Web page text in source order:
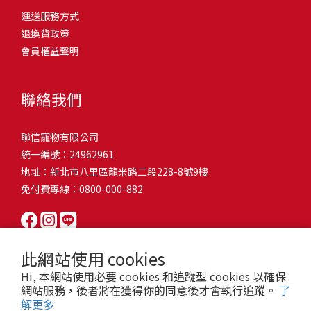
此網站使用 cookies
Hi, 本網站使用必要 cookies 和追蹤型 cookies 以確保
網站服務，後者將在獲得你的同意後才會執行追蹤。 了
解更多
和獨立能力。 幼犬訓練常見問題Q1: 幾個月大的幼犬最適合開始訓
練？A: 訓練可從幼犬到家首日開始（約8-10週大）。3-16週是社會
化黃金期，每次訓練控制在5-10分鐘內。Q2: 幼犬如廁訓練需要多久
屬啃咬玩具作替代品，發現不當啃咬時堅定說「不」，並引導至適
尿尿？A: 建立固定如廁時間表，成功時立即獎勵。限制活動範圍並
密切監督。意外發生時不責罵，使用專用除臭劑徹底清理。Q5: 幼犬
一直吠叫怎麼辦？A: 找出原因（尋求注意力、警戒、焦慮）。訓練
「安靜」指令，停止吠叫時獎勵。避免對吠叫作出反應，確保充分
向獎勵比懲罰更有效且健康。懲罰可能導致恐懼或攻擊行為，破壞
狗狗怎麼辦？A: 循序漸進社交化，從友善成犬開始。不強迫互動，
正面經驗後給予獎勵。考慮參加專業幼犬社交課程。Q8: 幼犬分離焦
慮要如何處理？A: 練習短暫分離，逐漸延長。離開和返家時保持低
調。提供能分散注意力的玩具，建立可預測的離家儀式。每隻幼犬
熱，水分流失快，腸道可能變得敏感，導致糞便變軟或拉稀。如果
換季時沒有適當調整環境，貓咪的腸胃就可能跟著「鬧脾氣」。冬
天注意保暖，提供暖墊、厚毯，避免冷風直吹。夏天補充水分，可
像是開冷氣又突然關掉，容易讓貓咪腸胃受影響。重點提醒：換季
時，記得關心貓咪的腸胃狀況，適當調整環境，幫助毛孩適應！ 貓
有血絲、異味特別重，那就要小心可能是 寄生蟲感染（如蛔蟲、鈎
蟲、球蟲）或腸胃炎、腸道疾病。這類情況會影響營養吸收，長期
下來甚至可能造成貓咪消瘦、免疫力下降。定期驅蟲（幼貓建議每
月一次，成貓每 3~6 個月一次）。觀察貓咪精神狀態，如果還伴隨
嘔吐、食慾下降，務必儘早就醫。重點提醒：如果貓咪拉肚子超過 2
天，或糞便異常，應立即帶去獸醫院檢查！ 貓咪拉肚子原因5. 情緒
壓力影響腸胃壓力不只影響人類，也會影響貓咪的腸胃！過度緊
張、焦慮、驚嚇（如煙火聲、大聲喧嘩），都可能讓貓咪拉肚子。
尤其是個性敏感的貓咪，對變化的適應力比較低，壓力一大，腸胃
就先「罷工」。減少壓力來源，盡量讓貓咪的作息固定。給貓咪陪
活中輕鬆改善看到滿屋子的貓毛是不是很抓狂？別擔心！其實只要
透過一些簡單的日常照護方式，就能有效減少貓咪掉毛情況。從梳
毛、洗澡到增加互動和營養調整，這些小撇步不僅能幫助貓咪維持
行動吧！ 預防貓掉毛方法1：勤勞梳毛養貓必備神器就是各種梳子
啦！勤勞梳毛是最直接有效的掉毛控制方法。定期梳理可以幫貓咪
髮打結和皮膚問題。建議週期：短毛貓每週梳1-2次，長毛貓則建議
2-3天梳一次。挑選合適的梳具也很重要，可以準備橡膠刷、鬃毛刷
或專用脫毛梳，依照毛質選擇。記得將梳毛變成愉快的日常儀式，
不僅能增加你們的互動時間，也讓貓咪享受被梳理的舒適感！預防
貓掉毛方法2：定期洗澡「貓咪會自己清潔，不需要洗澡」這個想法
其實不完全正確哦！適當的洗澡能幫助貓咪清除死毛和皮屑，減少
澡頻率不宜過高，一般室內貓咪1-3個月洗一次就足夠，過度洗澡反
而會造成皮膚乾燥。選擇專為貓咪設計的溫和洗毛精，洗後一定要
完全吹乾，避免濕毛造成皮膚問題。如果貓咪特別害怕洗澡，可以
的紙箱。建議一開始可以購買單價較低的入門款，觀察一下貓咪的
使用狀況，再考慮購買「豪宅」！ 項目費用用品貓碗$300貓窩
$500貓跳台$1,500貓砂盆$500貓抓板$300外出籠$1,000一次性養貓
咪是非常需要安全感的動物，可以準備一個專屬他的「寶座」，當
花費3：貓跳台貓咪雖然不需要外出進行放電，但在家中還是需要擺
放高度適合的貓跳台提供貓咪玩耍，貓跳台與貓窩相同，能給予貓
咪對於環境的安全感。一次性養貓用品相關花費4：貓砂盆貓咪排泄
用品，可選擇合適貓咪體型大小，不宜過小。一次性養貓用品相關
想，需要準備一個能夠讓牠們放肆磨爪的貓抓板。一次性養貓用品
時，外出籠就非常重要，平常也可以適度讓貓咪適應外出籠，避免
緊急情況時，貓咪過度抗拒。總結來說貓咪在健康及用品的一次性
費用大約落在 $ 7900~ $ 11600不等。雖說金額看起來不少，但以上
運送服務方式
退換貨政策
會員權益聲明
聯絡我們
聯信寵物有限公司
統一編號：24962961
地址：新北市八里區龍米路二段228-8號9樓
免付費專線：0800-000-882